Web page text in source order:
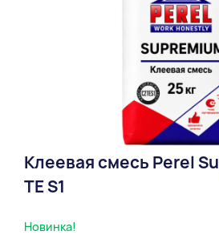
Новинка!
Клеевая смесь Perel
ТЕ S1